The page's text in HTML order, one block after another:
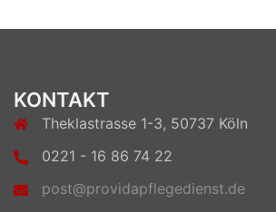
KONTAKT
Theklastrasse 1-3, 50737 Köln
0221 - 16 86 74 22
post@providapflegedienst.de